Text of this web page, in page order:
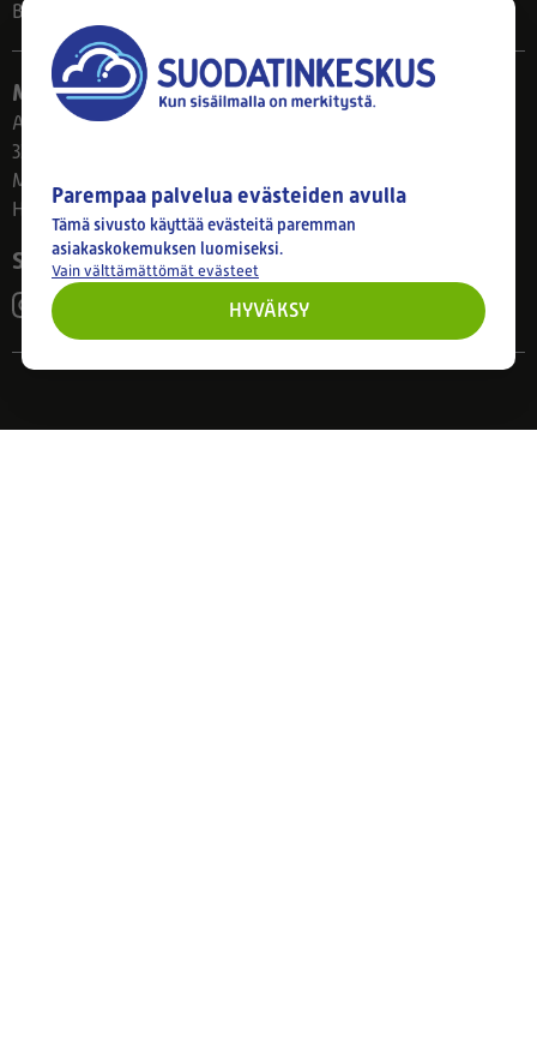
Blogi
Myymälä
Ahlmanintie 61
33800 Tampere
Ma–Pe 8–17
Huom! Myymälän poikkeusaukiolot: 27.7.-21.8. klo 8-16
Seuraa meitä
Parempaa palvelua evästeiden avulla
Tämä sivusto käyttää evästeitä paremman
asiakaskokemuksen luomiseksi.
Vain välttämättömät evästeet
HYVÄKSY